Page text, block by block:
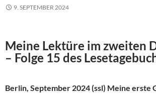
9. SEPTEMBER 2024
Meine Lektüre im zweiten
– Folge 15 des
Berlin, September 2024 (ssl) Meine erste